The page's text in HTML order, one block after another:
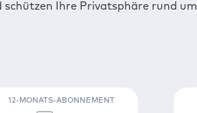
schützen Ihre Privatsphäre rund
12-MONATS-ABONNEMENT